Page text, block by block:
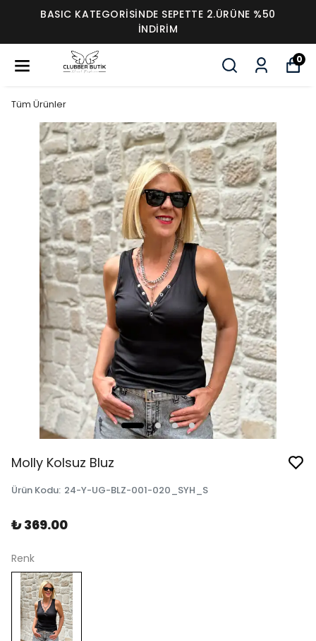
BASIC KATEGORİSİNDE SEPETTE 2.ÜRÜNE %50
İNDİRİM
0
Tüm Ürünler
Molly Kolsuz Bluz
Ürün Kodu: 24-Y-UG-BLZ-001-020_SYH_S
₺ 369.00
Renk